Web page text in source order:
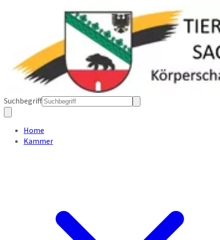
Suchbegriff
Home
Kammer